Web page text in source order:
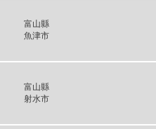
富山縣
魚津市
富山縣
射水市